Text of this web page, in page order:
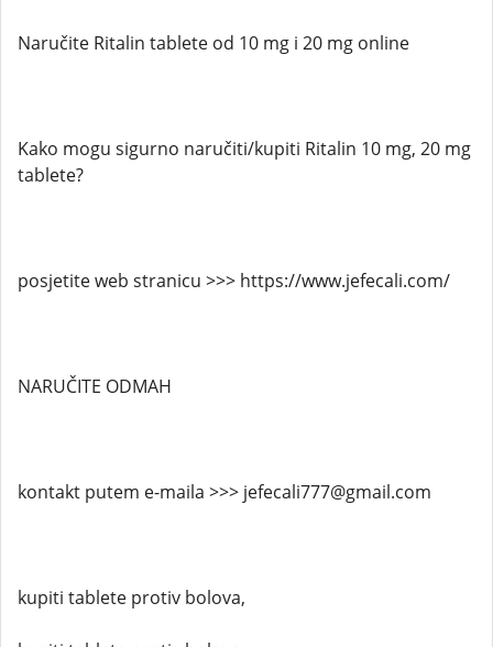
Naručite Ritalin tablete od 10 mg i 20 mg online
Kako mogu sigurno naručiti/kupiti Ritalin 10 mg, 20 mg
tablete?
posjetite web stranicu >>> https://www.jefecali.com/
NARUČITE ODMAH
kontakt putem e-maila >>> jefecali777@gmail.com
kupiti tablete protiv bolova,